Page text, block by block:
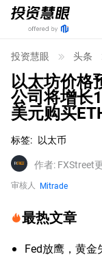
投资慧眼 头条
以太坊价格
公司将增长
美元购买
标签: 以太币
作者: FXStreet
审核人 Mitrade
最热文章
Fed放鹰，黄金